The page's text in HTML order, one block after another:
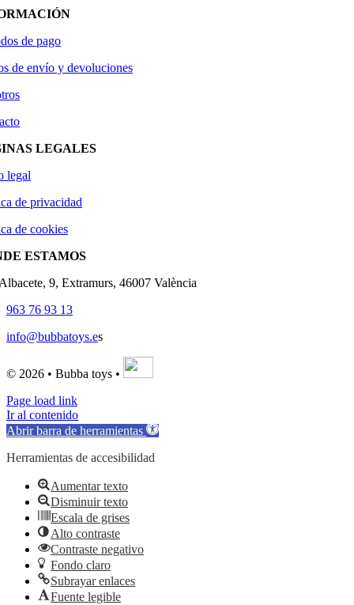
de pago
de envío y devoluciones
LEGALES
legal
de privacidad
de cookies
ESTAMOS
9, Extramurs, 46007 València
963 76 93 13
info@bubbatoys.es
© 2026 • Bubba toys •
Page load link
Ir al contenido
Abrir barra de herramientas
Herramientas de accesibilidad
Aumentar texto
Disminuir texto
Escala de grises
Alto contraste
Contraste negativo
Fondo claro
Subrayar enlaces
Fuente legible